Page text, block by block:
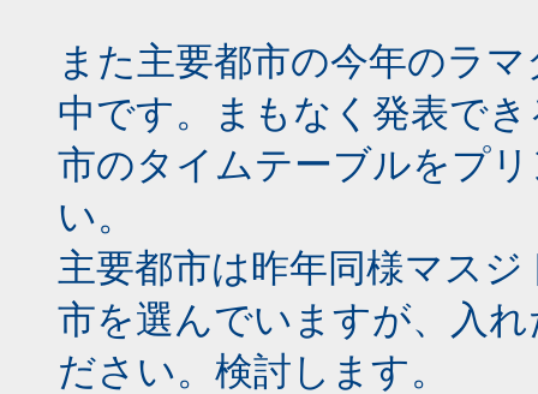
また主要都市の今年のラ
中です。まもなく発表で
市のタイムテーブルをプ
い。
主要都市は昨年同様マス
市を選んでいますが、入
ださい。検討します。